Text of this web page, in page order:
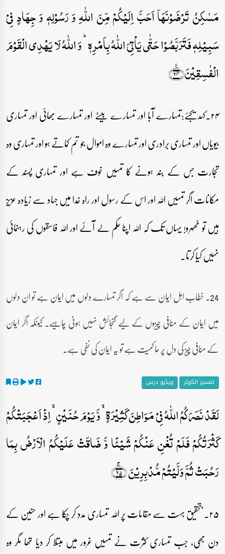
مَسٰکِنُ تَرۡضَوۡنَہَاۤ اَحَبَّ اِلَیۡکُمۡ مِّنَ اللّٰہِ وَ رَسُوۡلِہٖ وَ جِہَادٍ فِیۡ
سَبِیۡلِہٖ فَتَرَبَّصُوۡا حَتّٰی یَاۡتِیَ اللّٰہُ بِاَمۡرِہٖ ؕ وَ اللّٰہُ لَا یَہۡدِی الۡقَوۡمَ
الۡفٰسِقِیۡنَ﴿٪۲۴﴾
۲۴۔کہدیجئے:تمہارے آبا اور تمہارے بیٹے اور تمہارے بھائی اور تمہاری
بیویاں اور تمہاری برادری اور تمہارے وہ اموال جو تم کماتے ہو اور تمہاری وہ
تجارت جس کے بند ہونے کا تمہیں خوف ہے اور تمہاری پسند کے
مکانات اگر تمہیں اللہ اور اس کے رسول اور راہ خدا میں جہاد سے زیادہ عزیز
ہیں تو ٹھہرو! یہاں تک کہ اللہ اپنا حکم لے آئے اور اللہ فاسقوں کی رہنمائی
نہیں کیا کرتا۔
24۔ خطاب اہل ایمان سے ہے کہ اگر تمہارے دلوں میں ایمان ہے تو ان دلوں
میں ایمان کے منافی چیزوں کے لیے گنجائش نہیں ہونی چاہیے۔ کیونکہ اگر ایمان
کے منافی چیز کی دل پر حاکمیت ہے تو یہ ایمان کی نفی ہے۔
تفسیر الکوثر ویڈیو درس
لَقَدۡ نَصَرَکُمُ اللّٰہُ فِیۡ مَوَاطِنَ کَثِیۡرَۃٍ ۙ وَّ یَوۡمَ حُنَیۡنٍ ۙ اِذۡ اَعۡجَبَتۡکُمۡ
کَثۡرَتُکُمۡ فَلَمۡ تُغۡنِ عَنۡکُمۡ شَیۡئًا وَّ ضَاقَتۡ عَلَیۡکُمُ الۡاَرۡضُ بِمَا
رَحُبَتۡ ثُمَّ وَلَّیۡتُمۡ مُّدۡبِرِیۡنَ ﴿ۚ۲۵﴾
۲۵۔ بتحقیق بہت سے مقامات پر اللہ تمہاری مدد کر چکا ہے اور حنین کے
دن بھی، جب تمہاری کثرت نے تمہیں غرور میں مبتلا کر دیا تھا مگر وہ